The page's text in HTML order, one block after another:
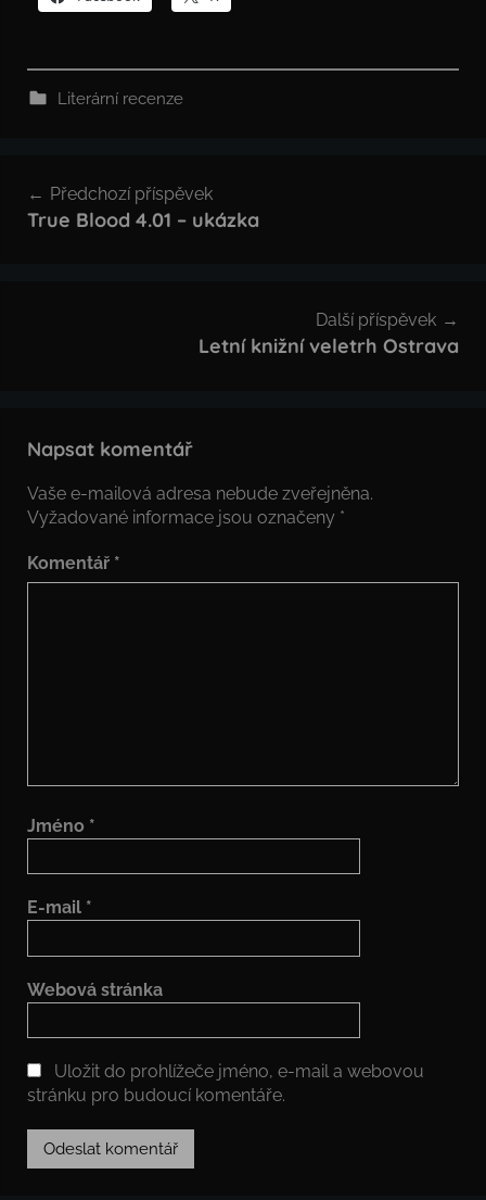
Literární recenze
pro
Předchozí příspěvek
True Blood 4.01 – ukázka
Další příspěvek
Letní knižní veletrh Ostrava
Napsat komentář
Vaše e-mailová adresa nebude zveřejněna.
Vyžadované informace jsou označeny *
Komentář *
Jméno *
E-mail *
Webová stránka
Uložit do prohlížeče jméno, e-mail a webovou
stránku pro budoucí komentáře.